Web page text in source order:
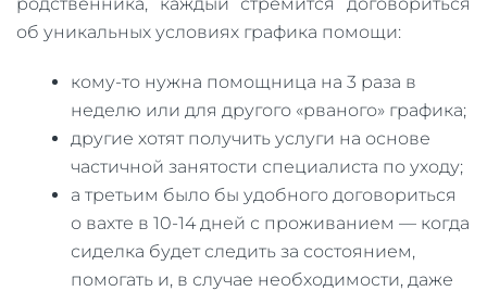
об уникальных условиях графика помощи:
кому-то нужна помощница на 3 раза в
неделю или для другого «рваного» графика;
другие хотят получить услуги на основе
частичной занятости специалиста по уходу;
а третьим было бы удобного договориться
о вахте в 10-14 дней с проживанием — когда
сиделка будет следить за состоянием,
помогать и, в случае необходимости, даже